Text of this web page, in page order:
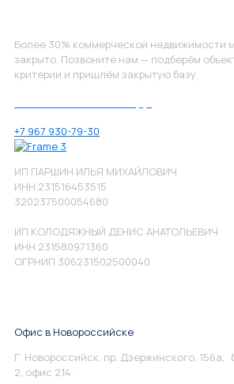
Более 30% коммерческой недвижимости
закрыто. Позвоните нам — подберём
критерии и пришлём закрытую базу.
+7 967 930-79-30
ИП ПАРШИН ИЛЬЯ МИХАЙЛОВИЧ
ИНН 231516453515
320237500054680
ИП КОЛОДЯЖНЫЙ ДЕНИС АНАТОЛЬЕВИЧ
ИНН 231580971360
ОГРНИП 306231502500040
Офис в Новороссийске
Г. Новороссийск, пр. Дзержинского,
2, офис 214.